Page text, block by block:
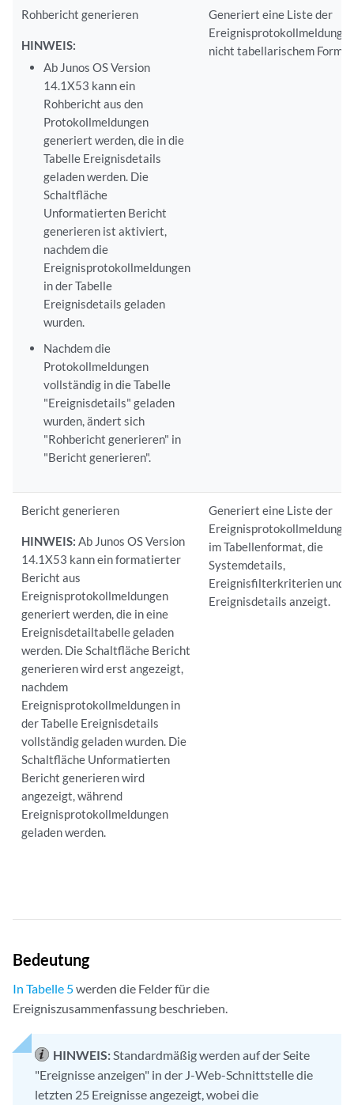
Rohbericht generieren
HINWEIS:
Ab Junos OS Version
14.1X53 kann ein
Rohbericht aus den
Protokollmeldungen
generiert werden, die in die
Tabelle Ereignisdetails
geladen werden. Die
Schaltfläche
Unformatierten Bericht
generieren ist aktiviert,
nachdem die
Ereignisprotokollmeldungen
in der Tabelle
Ereignisdetails geladen
wurden.
Nachdem die
Protokollmeldungen
vollständig in die Tabelle
"Ereignisdetails" geladen
wurden, ändert sich
"Rohbericht generieren" in
"Bericht generieren".
Generiert eine Liste der
nicht tabellarischem
Bericht generieren
HINWEIS: Ab Junos OS Version
14.1X53 kann ein formatierter
Bericht aus
Ereignisprotokollmeldungen
generiert werden, die in eine
Ereignisdetailtabelle geladen
werden. Die Schaltfläche Bericht
generieren wird erst angezeigt,
nachdem
Ereignisprotokollmeldungen in
der Tabelle Ereignisdetails
vollständig geladen wurden. Die
Schaltfläche Unformatierten
Bericht generieren wird
angezeigt, während
Ereignisprotokollmeldungen
geladen werden.
Generiert eine Liste der
im Tabellenformat, die
Systemdetails,
Ereignisfilterkriterien und
Ereignisdetails anzeigt.
Bedeutung
In Tabelle 5werden die Felder für die
Ereigniszusammenfassung beschrieben.
HINWEIS: Standardmäßig werden auf der Seite
"Ereignisse anzeigen" in der J-Web-Schnittstelle die
letzten 25 Ereignisse angezeigt, wobei die